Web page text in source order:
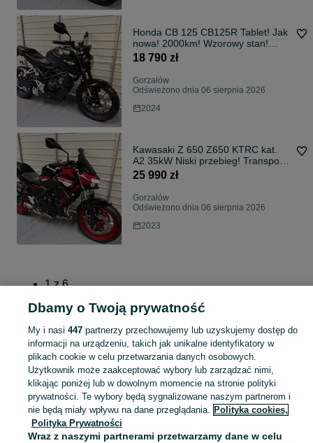
Honda CB 125 CB125R Tablet! Jak
nowa! 2000km! Wzorowy stan!
RATY!
18 790 zł
Gorzałów
Odświeżono dnia 06 sierpnia 2026
2024
Kawasaki Z 650 Z650 KTRC kat.
A2 35kW Niski przebieg! Transport!
RATY!
25 990 zł
Gorzałów
Odświeżono dnia 06 sierpnia 2026
2023
1 z 6
Dalej
Strona główna Łódzkie Gorzałów
KATEGORIA
Dbamy o Twoją prywatność
My i nasi 447partnerzy przechowujemy lub uzyskujemy dostęp do
informacji na urządzeniu, takich jak unikalne identyfikatory w
plikach cookie w celu przetwarzania danych osobowych.
Użytkownik może zaakceptować wybory lub zarządzać nimi,
klikając poniżej lub w dowolnym momencie na stronie polityki
prywatności. Te wybory będą sygnalizowane naszym partnerom i
nie będą miały wpływu na dane przeglądania. Polityka cookies,
Polityka Prywatności
Wraz z naszymi partnerami przetwarzamy dane w celu